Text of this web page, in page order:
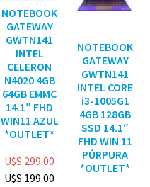
NOTEBOOK
GATEWAY
GWTN141
INTEL
CELERON
N4020 4GB
64GB EMMC
14.1″ FHD
WIN11 AZUL
*OUTLET*
U$S299.00
U$S 199.00
NOTEBOOK
GATEWAY
GWTN141
INTEL CORE
i3-1005G1
4GB 128GB
SSD 14.1″
FHD WIN 11
PÚRPURA
*OUTLET*